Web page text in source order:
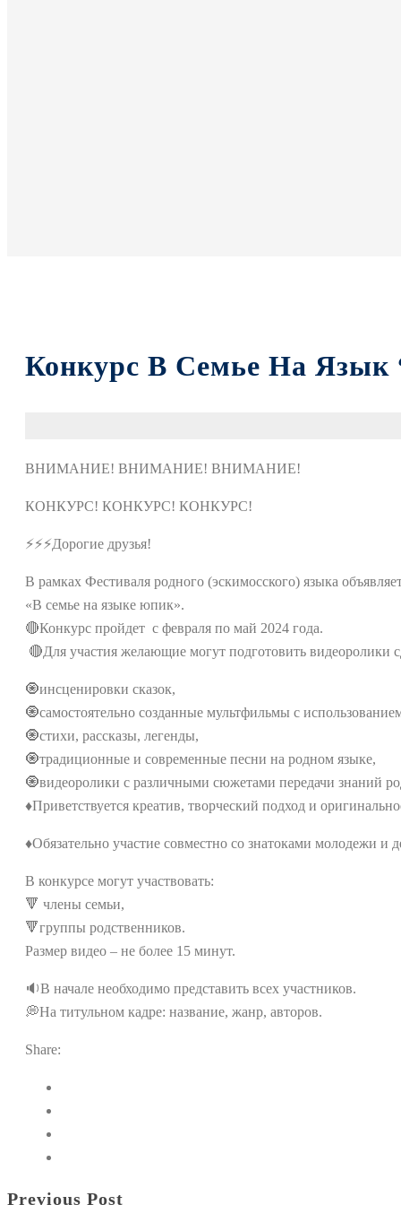
Конкурс В Семье На
ВНИМАНИЕ! ВНИМАНИЕ! ВНИМАНИЕ!
КОНКУРС! КОНКУРС! КОНКУРС!
⚡⚡⚡Дорогие друзья!
В рамках Фестиваля родного (эскимосского) языка
«В семье на языке юпик».
🔴Конкурс пройдет ​ с февраля по май 2024 года.
🔴Для участия желающие могут подготовить видеоролики
🧿инсценировки сказок,
🧿самостоятельно созданные мультфильмы с
🧿стихи, рассказы, легенды,
🧿традиционные и современные песни на родном языке,
🧿видеоролики с различными сюжетами передачи знаний
♦️Приветствуется креатив, творческий подход и
♦️Обязательно участие совместно со знатоками молодежи и
В конкурсе могут участвовать:
🔻 члены семьи,
🔻группы родственников.
Размер видео – не более 15 минут.
🔉В начале необходимо представить всех участников.
💭На титульном кадре: название, жанр, авторов.
Share:
Previous Post